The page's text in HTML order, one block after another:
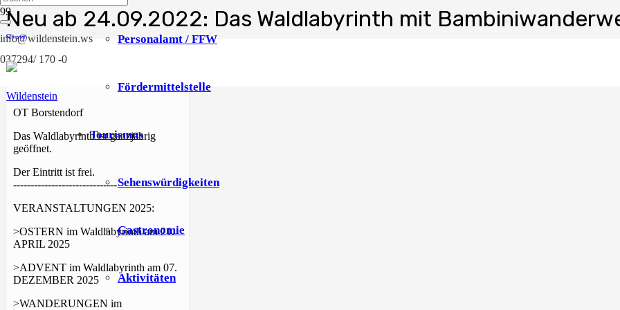
info@wildenstein.ws
037294/ 170 -0
Personalamt / FFW
Fördermittelstelle
Tourismus
Sehenswürdigkeiten
Gastronomie
Aktivitäten
Neu ab 24.09.2022: Das Waldlabyrinth mit
Start
Neu ab 24.09.2022: Das Waldlabyrinth mit Bambiniwanderweg
OT Borstendorf
Das Waldlabyrinth ist ganzjährig
geöffnet.
Der Eintritt ist frei.
------------------------------
VERANSTALTUNGEN 2025:
>OSTERN im Waldlabyrinth am 21.
APRIL 2025
>ADVENT im Waldlabyrinth am 07.
DEZEMBER 2025
>WANDERUNGEN im